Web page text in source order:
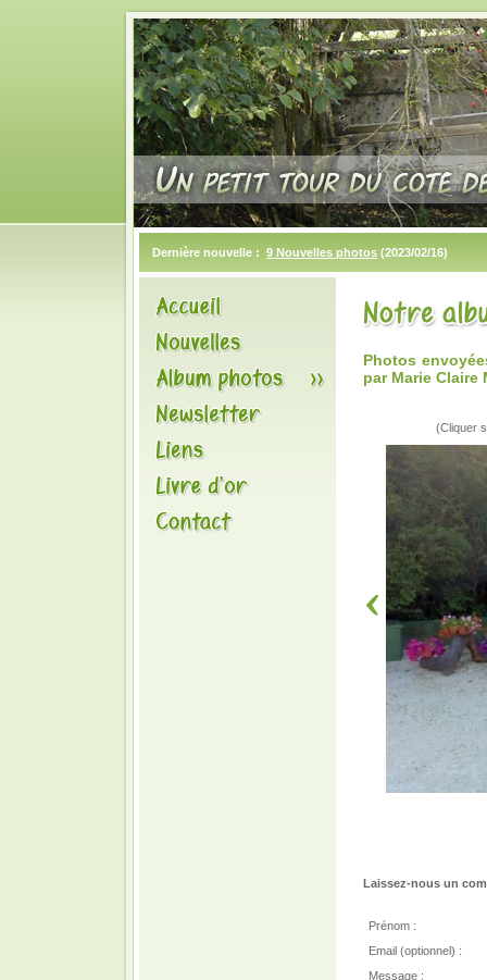
Dernière nouvelle : 9 Nouvelles photos (2023/02/16)
Photos
par Marie Claire
(Cliquer
Laissez-nous un
Prénom :
Email (optionnel) :
Message :